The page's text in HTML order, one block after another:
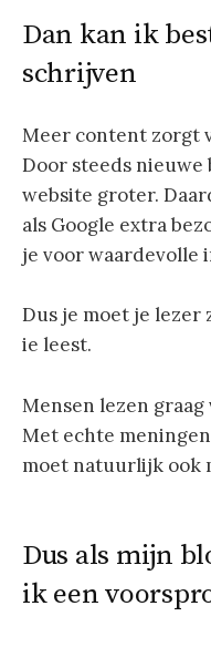
Dan kan ik
schrijven
Meer content zorgt
Door steeds nieuwe
website groter.
als Google extra
je voor waardevolle
Dus je moet je lezer
ie leest.
Mensen lezen
Met echte
moet natuurlijk ook
Dus als mijn
ik een